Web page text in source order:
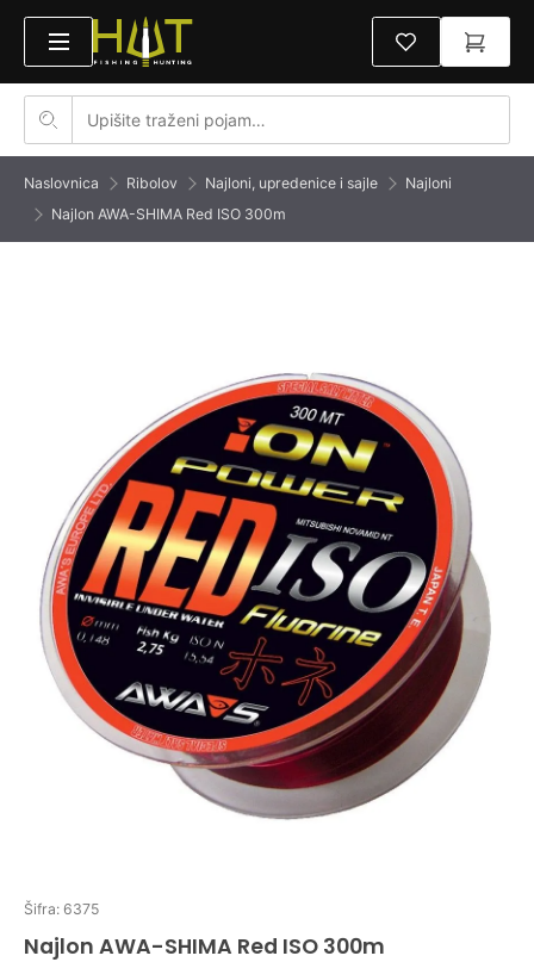
Naslovnica Ribolov Najloni, upredenice i sajle
Najloni
Najlon AWA-SHIMA Red ISO 300m
Šifra: 6375
Najlon AWA-SHIMA Red ISO 300m